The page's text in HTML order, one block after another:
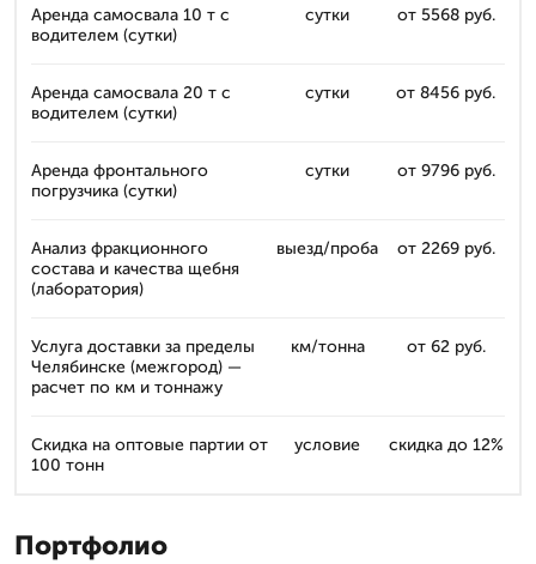
Аренда самосвала 10 т с
водителем (сутки)
сутки от 5568 руб.
Аренда самосвала 20 т с
водителем (сутки)
сутки от 8456 руб.
Аренда фронтального
погрузчика (сутки)
сутки от 9796 руб.
Анализ фракционного
состава и качества щебня
(лаборатория)
выезд/проба от 2269 руб.
Услуга доставки за пределы
Челябинске (межгород) —
расчет по км и тоннажу
км/тонна от 62 руб.
Скидка на оптовые партии от
100 тонн
условие скидка до 12%
Портфолио